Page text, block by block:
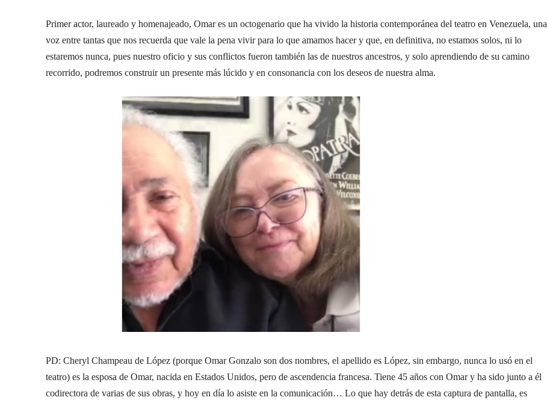
Primer actor, laureado y homenajeado, Omar es un octogenario que ha vivido la historia contemporánea del teatro en Venezuela, una
voz entre tantas que nos recuerda que vale la pena vivir para lo que amamos hacer y que, en definitiva, no estamos solos, ni lo
estaremos nunca, pues nuestro oficio y sus conflictos fueron también las de nuestros ancestros, y solo aprendiendo de su camino
recorrido, podremos construir un presente más lúcido y en consonancia con los deseos de nuestra alma.
PD: Cheryl Champeau de López (porque Omar Gonzalo son dos nombres, el apellido es López, sin embargo, nunca lo usó en el
teatro) es la esposa de Omar, nacida en Estados Unidos, pero de ascendencia francesa. Tiene 45 años con Omar y ha sido junto a él
codirectora de varias de sus obras, y hoy en día lo asiste en la comunicación… Lo que hay detrás de esta captura de pantalla, es